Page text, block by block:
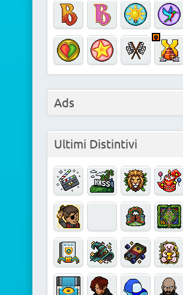
Ads
Ultimi Distintivi